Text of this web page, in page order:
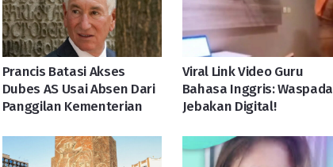
Prancis Batasi Akses
Dubes AS Usai Absen Dari
Panggilan Kementerian
Viral Link Video Guru
Bahasa Inggris: Waspada
Jebakan Digital!